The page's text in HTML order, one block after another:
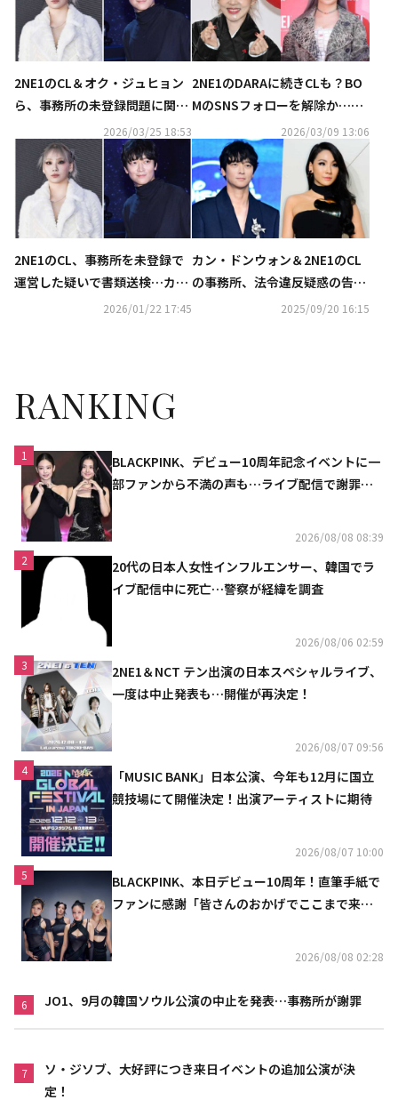
2NE1のCL＆オク・ジュヒョン
ら、事務所の未登録問題に関し
2026/03/25 18:53
2NE1のDARAに続きCLも？BO
MのSNSフォローを解除か…フ
ァンから懸念の声2026/03/09 13:06
2NE1のCL、事務所を未登録で
運営した疑いで書類送検…カ
ン・ドンウォンは嫌疑なしに
2026/01/22 17:45
カン・ドンウォン＆2NE1のCL
の事務所、法令違反疑惑の告発
うけ警察が捜査へ2025/09/20 16:15
RANKING
1
BLACKPINK、デビュー10周年記念イベントに一
部ファンから不満の声も…ライブ配信で謝罪
2026/08/08 08:39
2
20代の日本人女性インフルエンサー、韓国でラ
イブ配信中に死亡…警察が経緯を調査
2026/08/06 02:59
3
2NE1＆NCT テン出演の日本スペシャルライブ、
一度は中止発表も…開催が再決定！
2026/08/07 09:56
4
「MUSIC BANK」日本公演、今年も12月に国立
競技場にて開催決定！出演アーティストに期待
2026/08/07 10:00
5
BLACKPINK、本日デビュー10周年！直筆手紙で
ファンに感謝「皆さんのおかげでここまで来ら
2026/08/08 02:28
6 JO1、9月の韓国ソウル公演の中止を発表…事務所が謝罪
7
ソ・ジソブ、大好評につき来日イベントの追加公演が決
定！